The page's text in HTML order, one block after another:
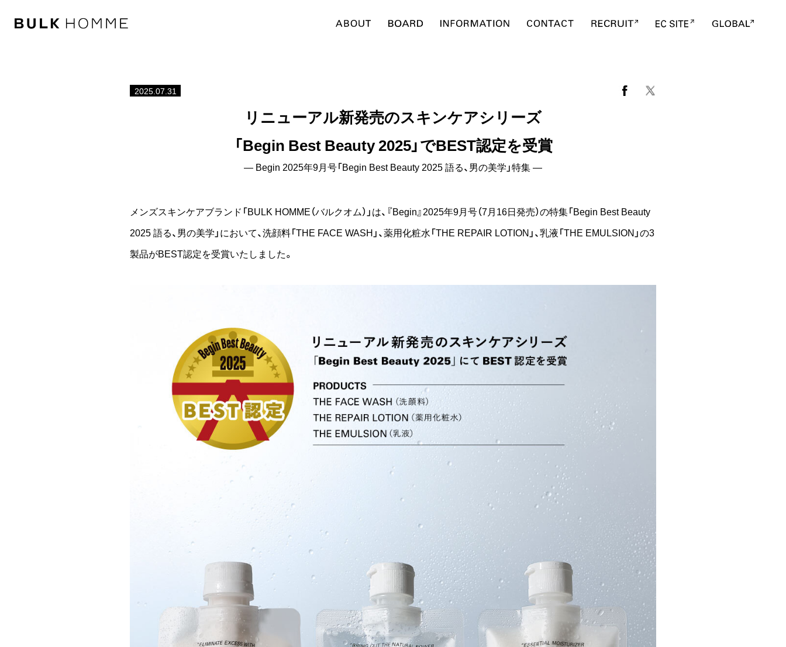
2025.07.31
リニューアル新発売のスキンケアシリーズ
「Begin Best Beauty 2025」でBEST認定を受賞
― Begin 2025年9月号「Begin Best Beauty 2025 語る、男の美学」特集 ―
メンズスキンケアブランド「BULK HOMME（バルクオム）」は、『Begin』2025年9月号（7月16日発売）の特集「Begin Best Beauty
2025 語る、男の美学」において、洗顔料「THE FACE WASH」、薬用化粧水「THE REPAIR LOTION」、乳液「THE EMULSION」の3
製品がBEST認定を受賞いたしました。